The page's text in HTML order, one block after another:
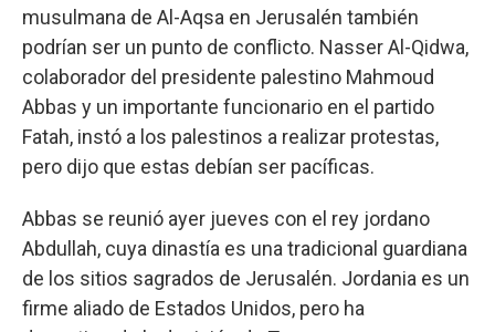
musulmana de Al-Aqsa en Jerusalén también
podrían ser un punto de conflicto. Nasser Al-Qidwa,
colaborador del presidente palestino Mahmoud
Abbas y un importante funcionario en el partido
Fatah, instó a los palestinos a realizar protestas,
pero dijo que estas debían ser pacíficas.
Abbas se reunió ayer jueves con el rey jordano
Abdullah, cuya dinastía es una tradicional guardiana
de los sitios sagrados de Jerusalén. Jordania es un
firme aliado de Estados Unidos, pero ha